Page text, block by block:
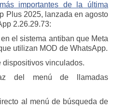
importantes de la última
Plus 2025, lanzada en agosto
2.26.29.73:
el sistema antiban que Meta
utilizan MOD de WhatsApp.
dispositivos vinculados.
del menú de llamadas
al menú de búsqueda de